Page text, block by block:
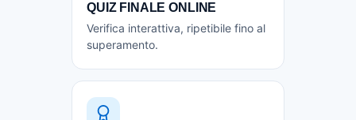
QUIZ FINALE ONLINE
Verifica interattiva, ripetibile fino al
superamento.